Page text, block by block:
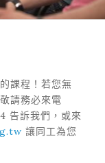
課程！若您無
請務必來電
告訴我們，或來
讓同工為您